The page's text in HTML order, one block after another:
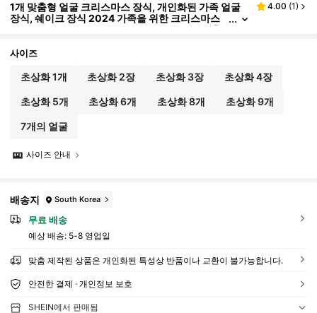
1개 맞춤형 얼굴 크리스마스 장식, 개인화된 가족 얼굴
장식, 쉐이크 장식 2024 가족을 위한 크리스마스
선물, 집 모양 걸이 액세서리 장식 기념 장식, 맞춤
스마스 휴일 파티 장식, 크리스마스 장식, 크리스마스 휴
엄마/그녀/그/여자친구/남자친구를 위한 선물, 기념일
선물, 집들이 선물
4.00 (1)
사이즈
초상화 1개 초상화 2장 초상화 3장 초상화 4장
초상화 5개 초상화 6개 초상화 8개 초상화 9개
7개의 얼굴
사이즈 안내
배송지 South Korea
무료 배송
예상 배송: 5-8 영업일
맞춤 제작된 상품은 개인화된 특성상 반품이나 교환이 불가능합니다.
안전한 결제 · 개인정보 보호
SHEIN에서 판매됨